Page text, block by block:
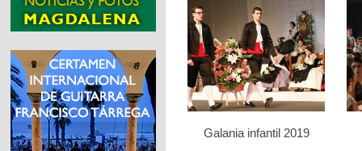
Galania infantil 2019